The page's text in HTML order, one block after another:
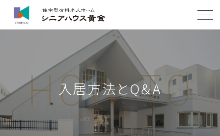
入居方法とQ＆A
HOW TO